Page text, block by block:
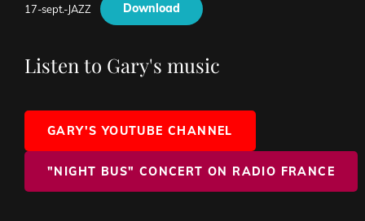
17-sept.-JAZZ Download
Listen to Gary's music
GARY'S YOUTUBE CHANNEL
"NIGHT BUS" CONCERT ON RADIO FRANCE